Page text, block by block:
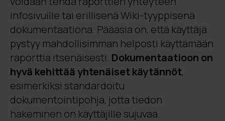
infosivuille tai erillisenä Wiki-tyyppisenä
dokumentaationa. Pääasia on, että käyttäjä
pystyy mahdollisimman helposti käyttämään
raporttia itsenäisesti. Dokumentaatioon on
hyvä kehittää yhtenäiset käytännöt,
esimerkiksi standardoitu
dokumentointipohja, jotta tiedon
hakeminen on käyttäjille sujuvaa.